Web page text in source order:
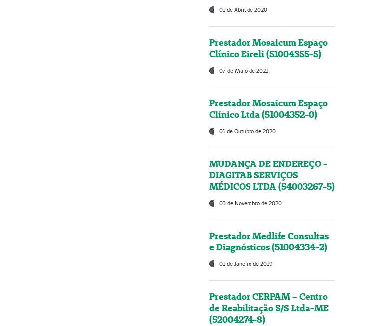
01 de Abril de 2020
Prestador Mosaicum Espaço
Clínico Eireli (51004355-5)
07 de Maio de 2021
Prestador Mosaicum Espaço
Clínico Ltda (51004352-0)
01 de Outubro de 2020
MUDANÇA DE ENDEREÇO -
DIAGITAB SERVIÇOS
MÉDICOS LTDA (54003267-5)
03 de Novembro de 2020
Prestador Medlife Consultas
e Diagnósticos (51004334-2)
01 de Janeiro de 2019
Prestador CERPAM – Centro
de Reabilitação S/S Ltda-ME
(52004274-8)